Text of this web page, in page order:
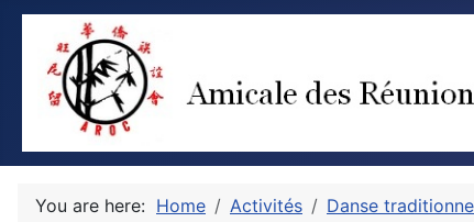
You are here: Home Activités Danse